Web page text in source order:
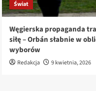
Świat
Węgierska propaganda
siłę – Orbán słabnie w
wyborów
Redakcja 9 kwietnia, 2026